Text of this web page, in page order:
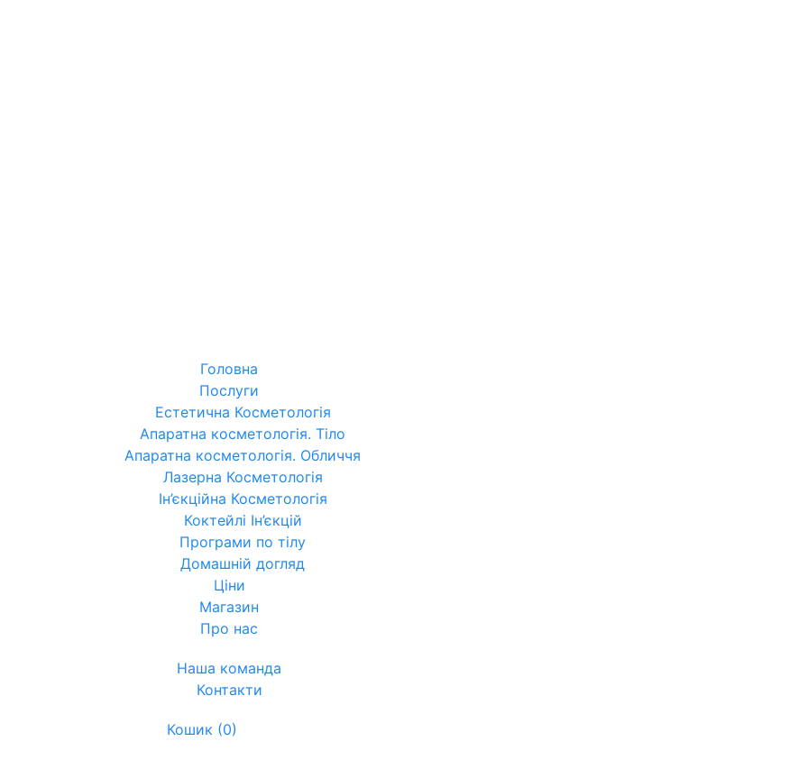
Головна
Послуги
Естетична Косметологія
Апаратна косметологія. Тіло
Апаратна косметологія. Обличчя
Лазерна Косметологія
Ін’єкційна Косметологія
Коктейлі Ін’єкцій
Програми по тілу
Домашній догляд
Ціни
Магазин
Про нас
Наша команда
Контакти
Кошик (0)